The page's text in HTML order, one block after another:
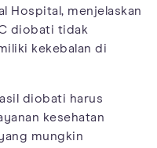
Hospital, menjelaskan
diobati tidak
kekebalan di
diobati harus
kesehatan
mungkin